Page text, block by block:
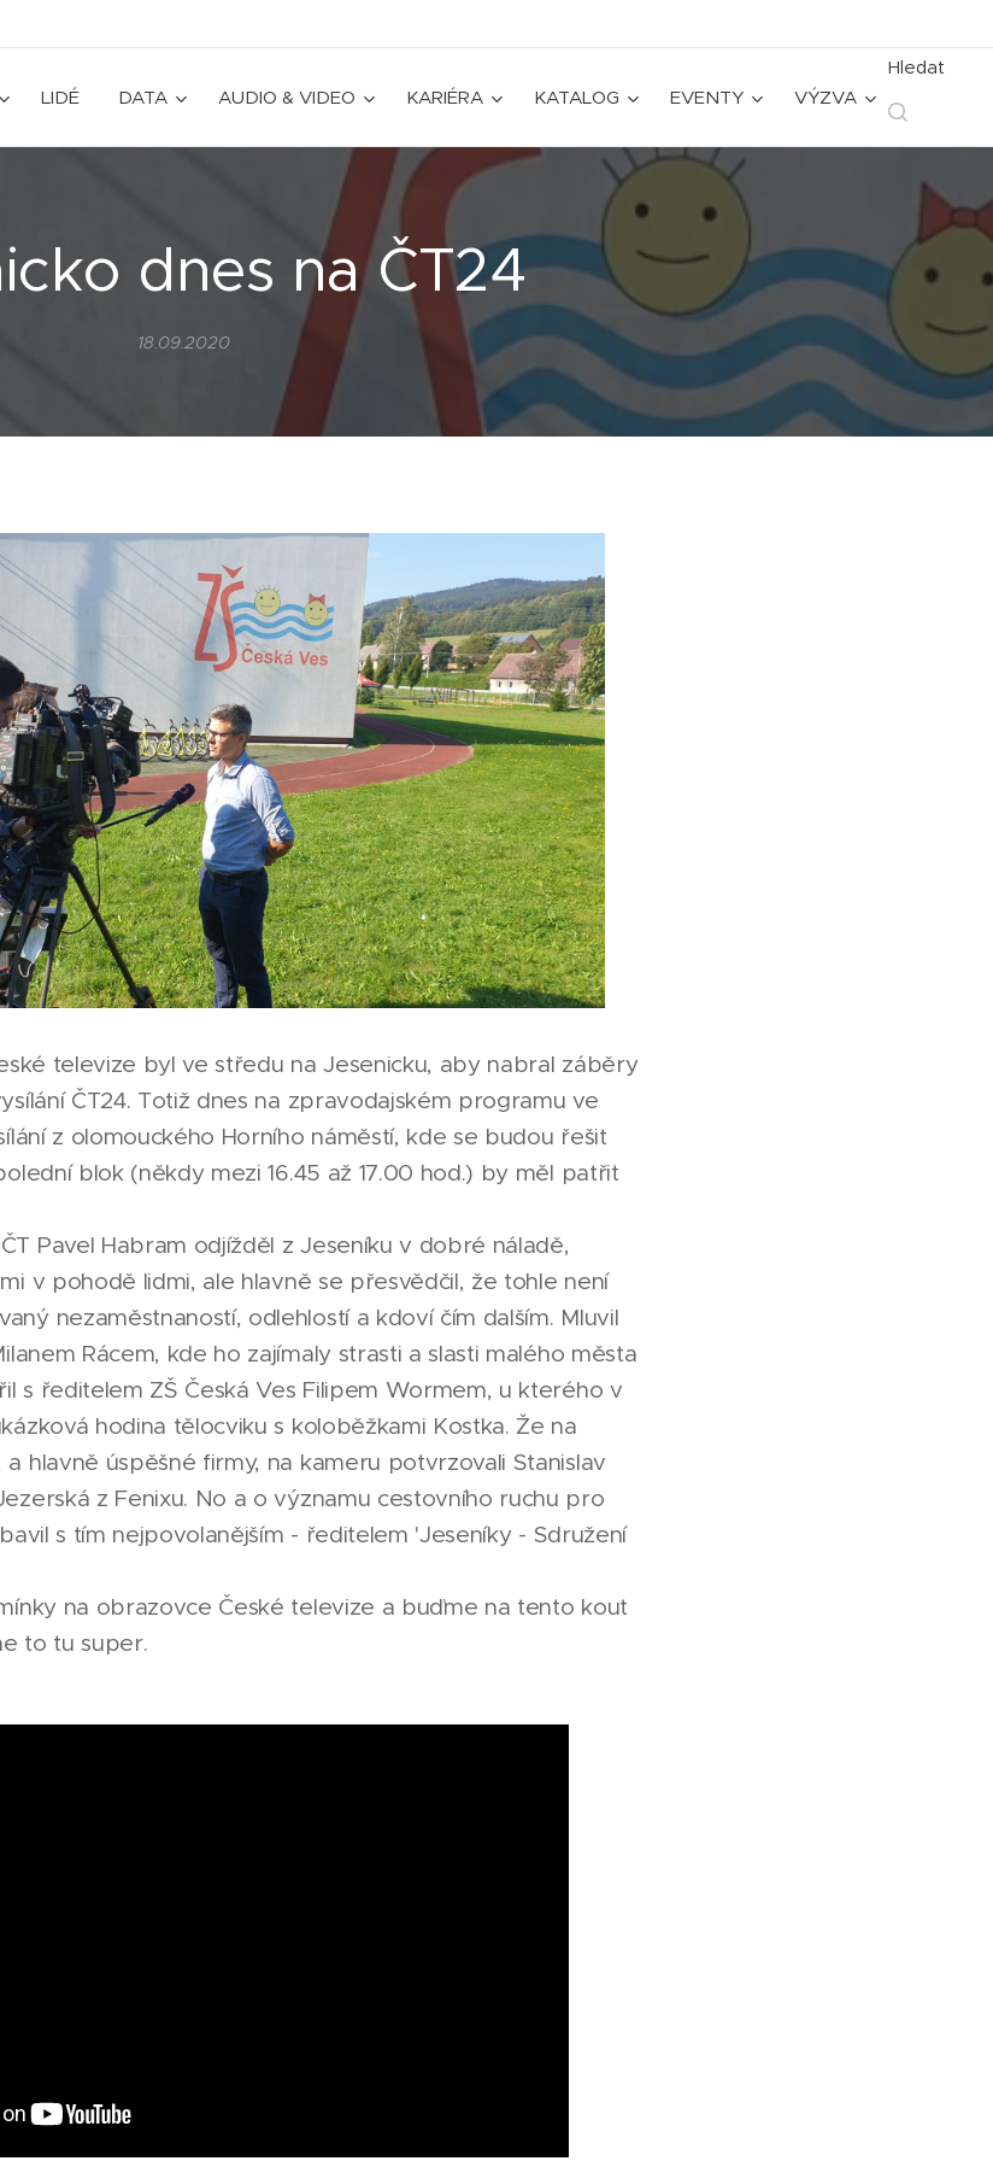
LIDÉ DATA AUDIO & VIDEO KARIÉRA KATALOG EVENTY VÝZVA
Hledat
dnes na ČT24
18.09.2020
televize byl ve středu na Jesenicku, aby nabral záběry
ČT24. Totiž dnes na zpravodajském programu ve
z olomouckého Horního náměstí, kde se budou řešit
blok (někdy mezi 16.45 až 17.00 hod.) by měl patřit
Pavel Habram odjížděl z Jeseníku v dobré náladě,
v pohodě lidmi, ale hlavně se přesvědčil, že tohle není
nezaměstnaností, odlehlostí a kdoví čím dalším. Mluvil
Rácem, kde ho zajímaly strasti a slasti malého města
s ředitelem ZŠ Česká Ves Filipem Wormem, u kterého v
hodina tělocviku s koloběžkami Kostka. Že na
a hlavně úspěšné firmy, na kameru potvrzovali Stanislav
z Fenixu. No a o významu cestovního ruchu pro
s tím nejpovolanějším - ředitelem 'Jeseníky - Sdružení
na obrazovce České televize a buďme na tento kout
to tu super.